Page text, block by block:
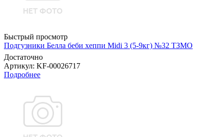
Быстрый просмотр
Подгузники Белла беби хеппи Midi 3 (5-9кг) №32 ТЗМО
Достаточно
Артикул: KF-00026717
Подробнее